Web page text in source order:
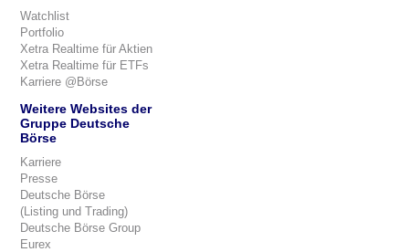
Watchlist
Portfolio
Xetra Realtime für Aktien
Xetra Realtime für ETFs
Karriere @Börse
Weitere Websites der
Gruppe Deutsche
Börse
Karriere
Presse
Deutsche Börse
(Listing und Trading)
Deutsche Börse Group
Eurex